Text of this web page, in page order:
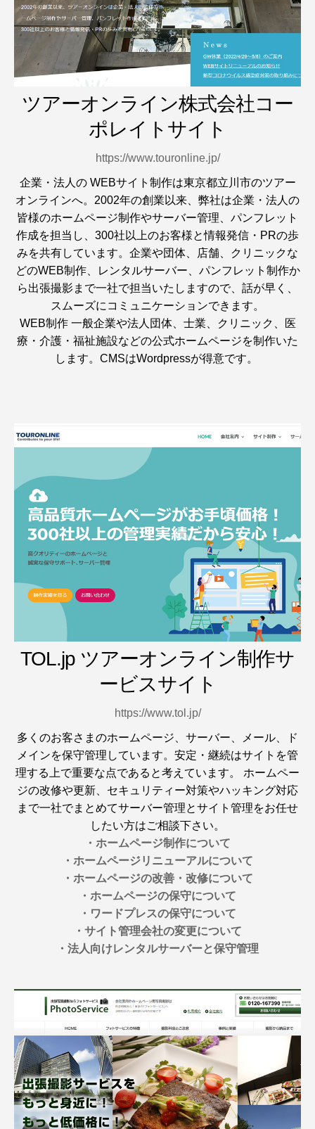
ツアーオンライン株式会社コー
ポレイトサイト
https://www.touronline.jp/
企業・法人の WEBサイト制作は東京都立川市のツアー
オンラインへ。2002年の創業以来、弊社は企業・法人の
皆様のホームページ制作やサーバー管理、パンフレット
作成を担当し、300社以上のお客様と情報発信・PRの歩
みを共有しています。企業や団体、店舗、クリニックな
どのWEB制作、レンタルサーバー、パンフレット制作か
ら出張撮影まで一社で担当いたしますので、話が早く、
スムーズにコミュニケーションできます。
WEB制作 一般企業や法人団体、士業、クリニック、医
療・介護・福祉施設などの公式ホームページを制作いた
します。CMSはWordpressが得意です。
TOL.jp ツアーオンライン制作サ
ービスサイト
https://www.tol.jp/
多くのお客さまのホームページ、サーバー、メール、ド
メインを保守管理しています。安定・継続はサイトを管
理する上で重要な点であると考えています。 ホームペー
ジの改修や更新、セキュリティー対策やハッキング対応
まで一社でまとめてサーバー管理とサイト管理をお任せ
したい方はご相談下さい。
・ホームページ制作について
・ホームページリニューアルについて
・ホームページの改善・改修について
・ホームページの保守について
・ワードプレスの保守について
・サイト管理会社の変更について
・法人向けレンタルサーバーと保守管理